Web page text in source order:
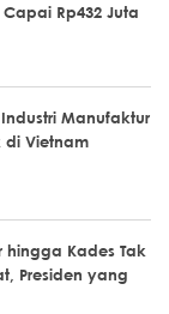
Capai Rp432 Juta
Manufaktur
di Vietnam
hingga Kades Tak
Presiden yang